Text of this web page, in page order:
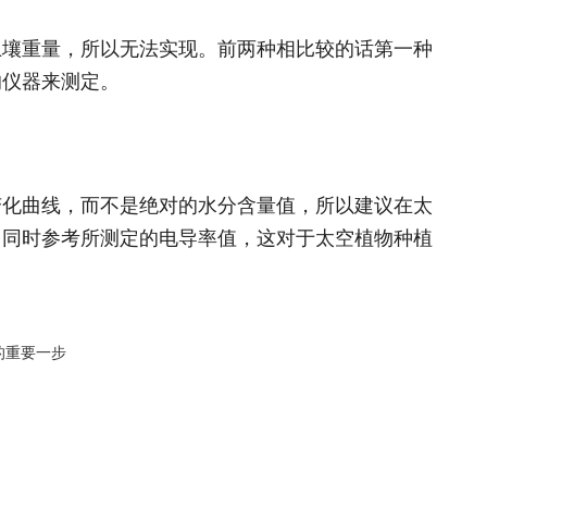
重量，所以无法实现。前两种相比较的话第一种
器来测定。
曲线，而不是绝对的水分含量值，所以建议在太
时参考所测定的电导率值，这对于太空植物种植
重要一步